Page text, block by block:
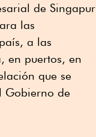
de Singapur
las
a las
en puertos, en
que se
Gobierno de